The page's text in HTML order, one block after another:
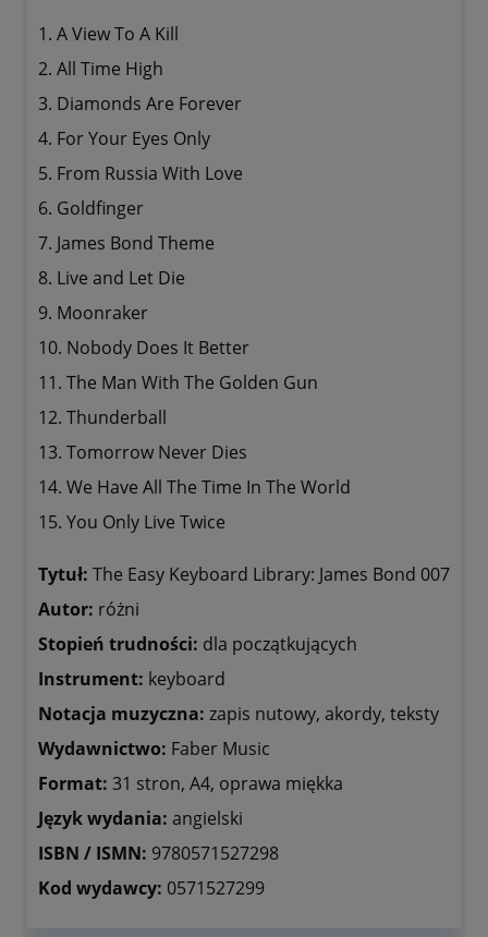
1. A View To A Kill
2. All Time High
3. Diamonds Are Forever
4. For Your Eyes Only
5. From Russia With Love
6. Goldfinger
7. James Bond Theme
8. Live and Let Die
9. Moonraker
10. Nobody Does It Better
11. The Man With The Golden Gun
12. Thunderball
13. Tomorrow Never Dies
14. We Have All The Time In The World
15. You Only Live Twice
Tytuł: The Easy Keyboard Library: James Bond 007
Autor: różni
Stopień trudności: dla początkujących
Instrument: keyboard
Notacja muzyczna: zapis nutowy, akordy, teksty
Wydawnictwo: Faber Music
Format: 31 stron, A4, oprawa miękka
Język wydania: angielski
ISBN / ISMN: 9780571527298
Kod wydawcy: 0571527299